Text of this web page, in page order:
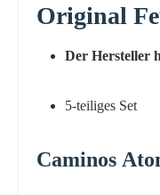
Original
Der Hersteller
5-teiliges Set
Caminos